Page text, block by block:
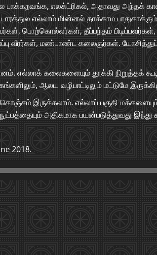
எலக்ட்ரிகல், அதாவது அந்தக்
எல்லாம் மின்னல் தாக்காம
பொற்கொல்லர்கள், தீப்பந்தம்
வீரர்கள், மண்பாண்ட கலைஞர்கள்.
எல்லாக் கலைகளையும் தூக்கி நிறுத்தக்
ஆலய வழிபாட்டிலும் மட்டுமே
இருக்கலாம். எல்லாப் பகுதி
அதிகமாக பயன்படுத்துவது
2018.